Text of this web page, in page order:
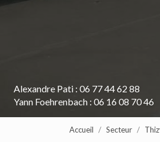
Alexandre Pati : 06 77 44 62 88
Yann Foehrenbach : 06 16 08 70 46
Accueil Secteur